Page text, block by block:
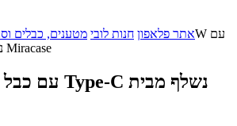
אתר פלאפון חנות לובי מטענים, כבלים
כבל Type-C נשלף מבית Miracase